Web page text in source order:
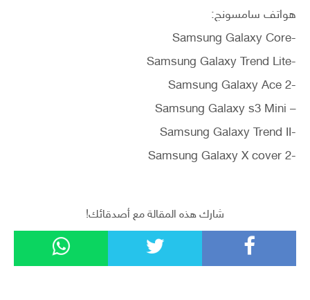
هواتف سامسونج:
-Samsung Galaxy Core
-Samsung Galaxy Trend Lite
-Samsung Galaxy Ace 2
– Samsung Galaxy s3 Mini
-Samsung Galaxy Trend II
-Samsung Galaxy X cover 2
شارك هذه المقالة مع أصدقائك!